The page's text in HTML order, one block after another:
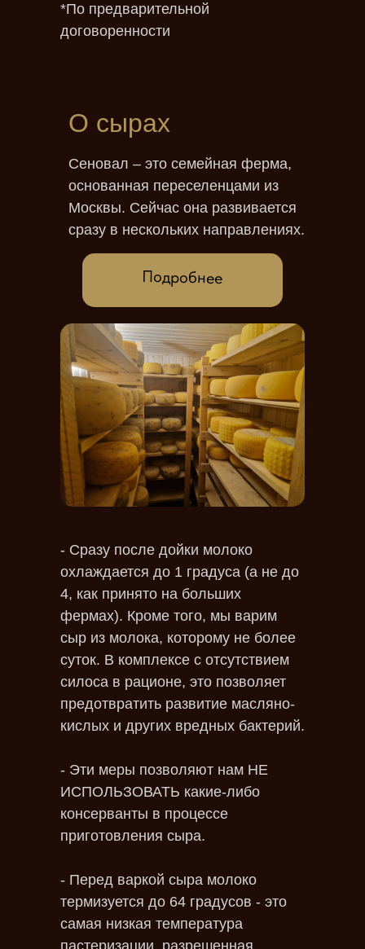
*По предварительной
договоренности
О сырах
Сеновал – это семейная ферма,
основанная переселенцами из
Москвы. Сейчас она развивается
сразу в нескольких направлениях.
Подробнее
- Сразу после дойки молоко
охлаждается до 1 градуса (а не до
4, как принято на больших
фермах). Кроме того, мы варим
сыр из молока, которому не более
суток. В комплексе с отсутствием
силоса в рационе, это позволяет
предотвратить развитие масляно-
кислых и других вредных бактерий.
- Эти меры позволяют нам НЕ
ИСПОЛЬЗОВАТЬ какие-либо
консерванты в процессе
приготовления сыра.
- Перед варкой сыра молоко
термизуется до 64 градусов - это
самая низкая температура
пастеризации, разрешенная